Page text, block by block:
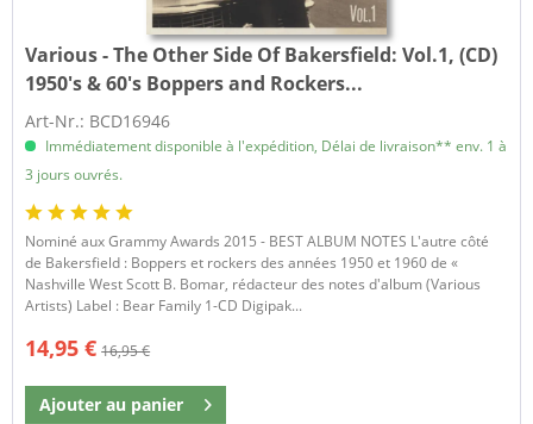
Various - The Other Side Of Bakersfield: Vol.1, (CD)
1950's & 60's Boppers and Rockers...
Art-Nr.: BCD16946
Immédiatement disponible à l'expédition, Délai de livraison** env. 1 à
3 jours ouvrés.
Nominé aux Grammy Awards 2015 - BEST ALBUM NOTES L'autre côté
de Bakersfield : Boppers et rockers des années 1950 et 1960 de «
Nashville West Scott B. Bomar, rédacteur des notes d'album (Various
Artists) Label : Bear Family 1-CD Digipak...
14,95 € 16,95 €
Ajouter au panier